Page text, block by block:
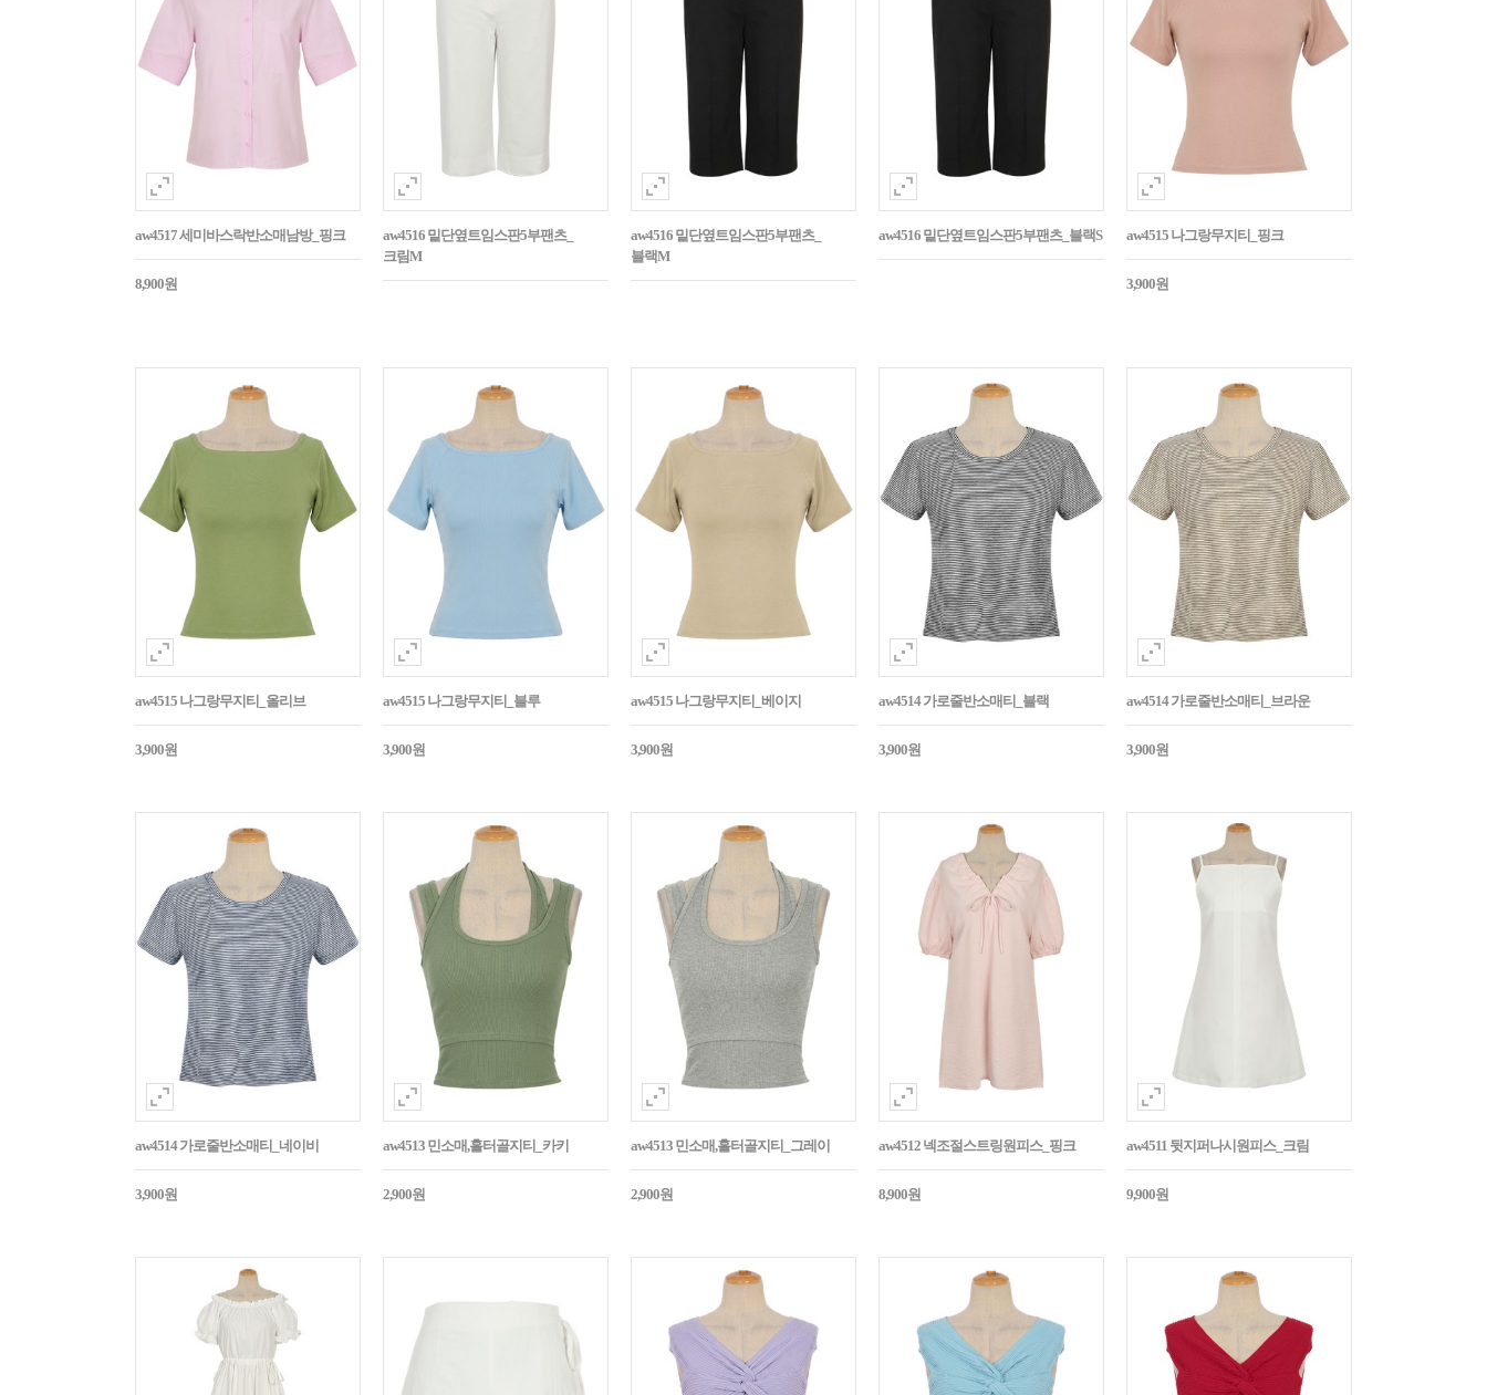
aw4517 세미바스락반소매남방_핑크
8,900원
aw4516 밑단옆트임스판5부팬츠_
크림M
aw4516 밑단옆트임스판5부팬츠_
블랙M
aw4516 밑단옆트임스판5부팬츠_블랙S aw4515 나그랑무지티_핑크
3,900원
aw4515 나그랑무지티_올리브
3,900원
aw4515 나그랑무지티_블루
3,900원
aw4515 나그랑무지티_베이지
3,900원
aw4514 가로줄반소매티_블랙
3,900원
aw4514 가로줄반소매티_브라운
3,900원
aw4514 가로줄반소매티_네이비
3,900원
aw4513 민소매,홀터골지티_카키
2,900원
aw4513 민소매,홀터골지티_그레이
2,900원
aw4512 넥조절스트링원피스_핑크
8,900원
aw4511 뒷지퍼나시원피스_크림
9,900원